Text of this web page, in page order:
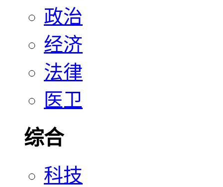
政治
经济
法律
医卫
综合
科技